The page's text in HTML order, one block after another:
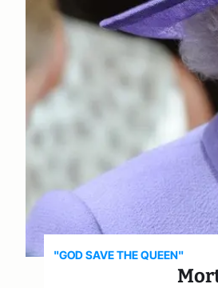
"GOD SAVE THE QUEEN"